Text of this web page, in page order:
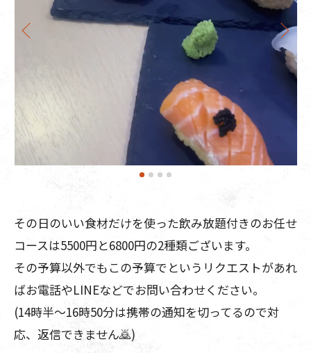
その日のいい食材だけを使った飲み放題付きのお任せ
コースは5500円と6800円の2種類ございます。
その予算以外でもこの予算でというリクエストがあれ
ばお電話やLINEなどでお問い合わせください。
(14時半〜16時50分は携帯の通知を切ってるので対
応、返信できません🙇)